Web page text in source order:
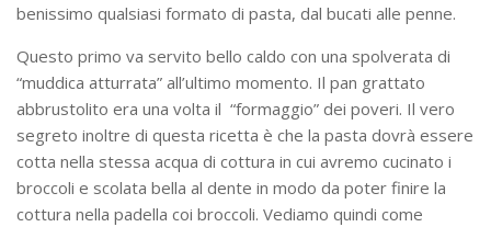
benissimo qualsiasi formato di pasta, dal bucati alle penne.
Questo primo va servito bello caldo con una spolverata di
“muddica atturrata” all’ultimo momento. Il pan grattato
abbrustolito era una volta il “formaggio” dei poveri. Il vero
segreto inoltre di questa ricetta è che la pasta dovrà essere
cotta nella stessa acqua di cottura in cui avremo cucinato i
broccoli e scolata bella al dente in modo da poter finire la
cottura nella padella coi broccoli. Vediamo quindi come